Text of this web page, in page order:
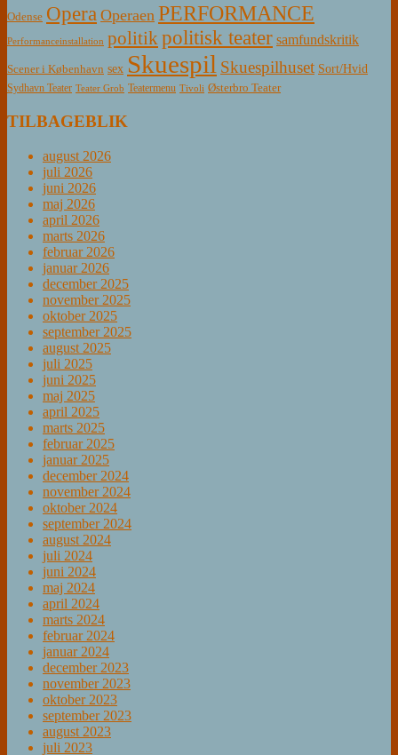
Odense Opera Operaen PERFORMANCE
Performanceinstallation politikpolitisk teater samfundskritik
Scener i København sex Skuespil Skuespilhuset Sort/Hvid
Sydhavn Teater Teater Grob Teatermenu Tivoli Østerbro Teater
TILBAGEBLIK
august 2026
juli 2026
juni 2026
maj 2026
april 2026
marts 2026
februar 2026
januar 2026
december 2025
november 2025
oktober 2025
september 2025
august 2025
juli 2025
juni 2025
maj 2025
april 2025
marts 2025
februar 2025
januar 2025
december 2024
november 2024
oktober 2024
september 2024
august 2024
juli 2024
juni 2024
maj 2024
april 2024
marts 2024
februar 2024
januar 2024
december 2023
november 2023
oktober 2023
september 2023
august 2023
juli 2023